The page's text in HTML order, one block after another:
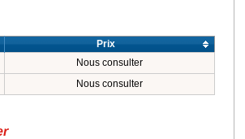
Prix
Nous consulter
Nous consulter